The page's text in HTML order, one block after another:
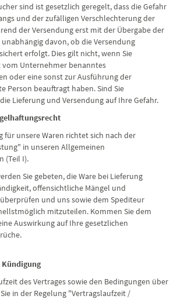
sind ist gesetzlich geregelt, dass die Gefahr
und der zufälligen Verschlechterung der
der Versendung erst mit der Übergabe der
unabhängig davon, ob die Versendung
erfolgt. Dies gilt nicht, wenn Sie
vom Unternehmer benanntes
oder eine sonst zur Ausführung der
Person beauftragt haben. Sind Sie
Lieferung und Versendung auf Ihre Gefahr.
für unsere Waren richtet sich nach der
in unseren Allgemeinen
(Teil I).
Sie gebeten, die Ware bei Lieferung
offensichtliche Mängel und
und uns sowie dem Spediteur
mitzuteilen. Kommen Sie dem
Auswirkung auf Ihre gesetzlichen
des Vertrages sowie den Bedingungen über
in der Regelung "Vertragslaufzeit /